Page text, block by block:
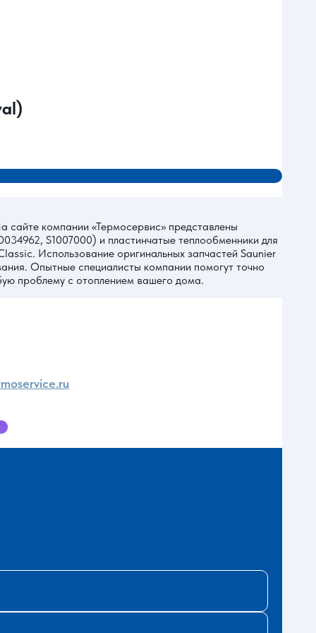
компании «Термосервис» представлены
S1007000) и пластинчатые теплообменники для
Использование оригинальных запчастей Saunier
Опытные специалисты компании помогут точно
проблему с отоплением вашего дома.